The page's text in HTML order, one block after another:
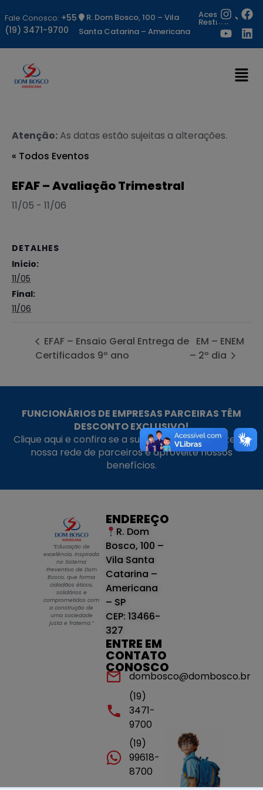
Fale Conosco: +55
(19) 3471-9700
R. Dom Bosco, 100 – Vila
Santa Catarina – Americana
Acesso
Restrito
Atenção:As datas estão sujeitas a alterações.
« Todos Eventos
EFAF – Avaliação Trimestral
11/05 - 11/06
DETALHES
Início:
11/05
Final:
11/06
EFAF – Ensaio Geral Entrega de
Certificados 9º ano
EM – ENEM
– 2º dia
FUNCIONÁRIOS DE EMPRESAS PARCEIRAS TÊM
DESCONTO EXCLUSIVO!
Clique aqui e confira se a sua empresa faz parte da
nossa rede de parceiros e aproveite nossos
benefícios.
“Educação de
excelência, inspirada
no Sistema
Preventivo de Dom
Bosco, que forma
cidadãos éticos,
solidários e
comprometidos com
a construção de
uma sociedade
justa e fraterna.”
ENDEREÇO
R. Dom
Bosco, 100 –
Vila Santa
Catarina –
Americana
– SP
CEP: 13466-
327
ENTRE EM
CONTATO
CONOSCO
dombosco@dombosco.br
(19)
3471-
9700
(19)
99618-
8700